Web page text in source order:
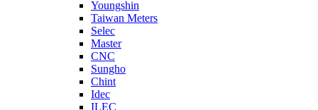
Youngshin
Taiwan Meters
Selec
Master
CNC
Sungho
Chint
Idec
ILEC